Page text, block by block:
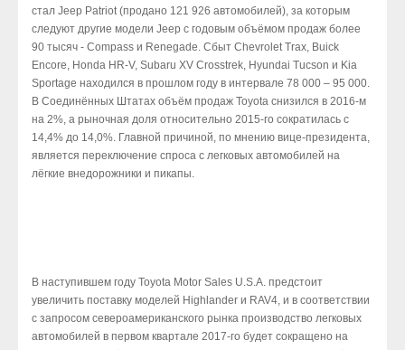
стал Jeep Patriot (продано 121 926 автомобилей), за которым
следуют другие модели Jeep с годовым объёмом продаж более
90 тысяч - Compass и Renegade. Сбыт Chevrolet Trax, Buick
Encore, Honda HR-V, Subaru XV Crosstrek, Hyundai Tucson и Kia
Sportage находился в прошлом году в интервале 78 000 – 95 000.
В Соединённых Штатах объём продаж Toyota снизился в 2016-м
на 2%, а рыночная доля относительно 2015-го сократилась с
14,4% до 14,0%. Главной причиной, по мнению вице-президента,
является переключение спроса с легковых автомобилей на
лёгкие внедорожники и пикапы.
В наступившем году Toyota Motor Sales U.S.A. предстоит
увеличить поставку моделей Highlander и RAV4, и в соответствии
с запросом североамериканского рынка производство легковых
автомобилей в первом квартале 2017-го будет сокращено на